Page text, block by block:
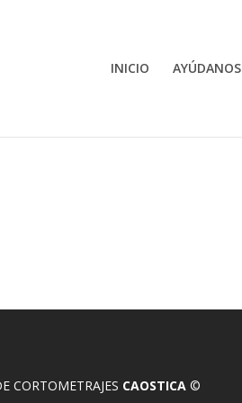
INICIO AYÚDANOS
CORTOMETRAJES CAOSTICA ©